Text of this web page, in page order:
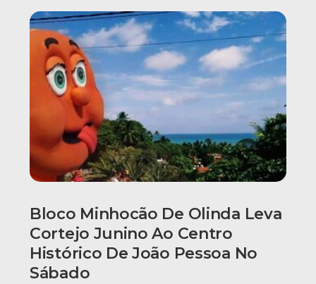
Bloco Minhocão De Olinda Leva
Cortejo Junino Ao Centro
Histórico De João Pessoa No
Sábado